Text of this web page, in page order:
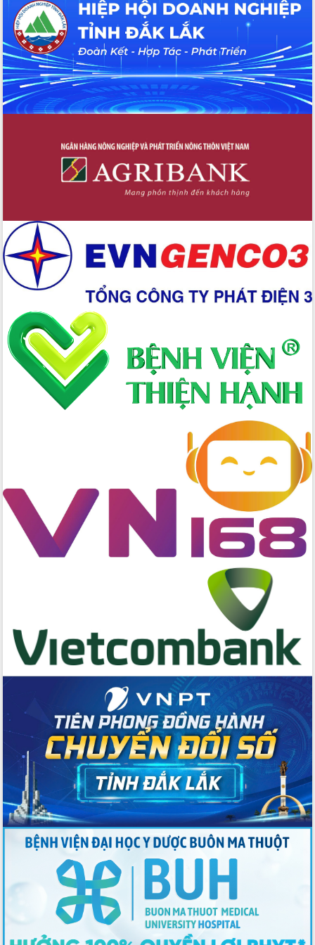
Hội thảo khoa học “Giải pháp thúc đẩy
phát triển nền kinh tế xanh tại tỉnh
Đắk Lắk”
Tăng cường giám sát, đôn đốc thực
hiện nhiệm vụ quản lý tài sản công
hàng tuần
Tháo gỡ những vướng mắc, đẩy mạnh
Đắk Lắk: Tôn vinh 46 giải pháp tại Hội
thi Sáng tạo Kỹ thuật 2024 - 2025
Đắk Lắk rà soát, điều chỉnh Đề án 190
Phó Chủ tịch UBND tỉnh Đắk Lắk
Trương Công Thái kiểm tra thực địa
Dự án cao tốc Khánh Hòa - Buôn Ma
Thuột
Định vị cà phê Việt Nam như một “di
sản sống” trong dòng chảy toàn cầu
Xây dựng nông thôn mới: Nâng cao đời
sống người dân từ những mô hình thiết
thực
Quyết liệt tháo gỡ vướng mắc, đẩy
nhanh tiến độ các dự án trọng điểm
trong Khu kinh tế Nam Phú Yên
Hòn Yến phát triển du lịch gắn với bảo
Phát động chiến dịch 30 ngày đêm
giải phóng mặt bằng Tuyến đường bộ
ven biển
Đắk Lắk nỗ lực thúc đẩy tăng trưởng
kinh tế từ 10% trở lên trong Quý
Thứ trưởng Bộ Y tế làm việc với tỉnh
Đắk Lắk về phát triển nhân lực y tế
cho trạm y tế cấp xã
Du lịch Đắk Lắk nâng tầm trải nghiệm
du khách thông qua Hệ thống cơ sở dữ
liệu và Bản đồ số
Tập huấn ứng dụng trí tuệ nhân tạo (AI)
trong thương mại điện tử năm 2026
Đoàn đại biểu Quốc hội tỉnh Đắk Lắk
trao đổi thông tin trước Kỳ họp thứ
nhất, Quốc hội khóa XVI
Quyết liệt cải cách hành chính, khơi
thông nguồn lực phát triển
Nâng cao hiệu lực, hiệu quả HĐND
tỉnh thông qua hiện đại hóa hành chính
Xã Ea Phê gắn cải cách hành chính với
chuyển đổi số
Phó Chủ tịch Thường trực UBND tỉnh
Hồ Thị Nguyên Thảo làm việc tại Trung